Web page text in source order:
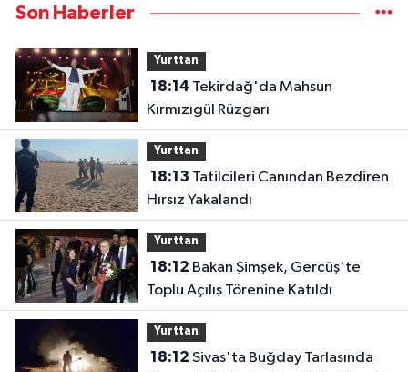
Son Haberler
Yurttan
18:14
Kırmızıgül Rüzgarı
Yurttan
18:13
Hırsız Yakalandı
Yurttan
18:12
Toplu Açılış Törenine Katıldı
Yurttan
18:12